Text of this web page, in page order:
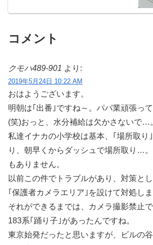
コメント
クモハ489-901 より:
2019年5月24日 10:22 AM
おはようございます。
明朝は｢出番｣ですね～。パパ業頑張って
(笑)おっと、水分補給は欠かさないで…
私達イナカの小学校は基本、｢場所取り
り、朝早くからダッシュで場所取り…。
もありません。
以前この件でトラブルがあり、対策と
｢保護者カメラエリア｣を設けて対処しま
それができるまでは、カメラ撮影禁止
183系｢踊り子｣があったんですね。
東京始発だったと思いますが、ビルの